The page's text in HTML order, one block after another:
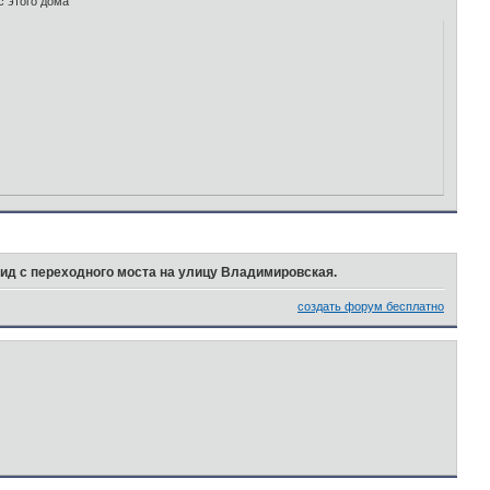
с переходного моста на улицу Владимировская.
создать форум бесплатно